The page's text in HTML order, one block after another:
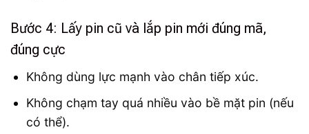
Bước 4: Lấy pin cũ và lắp pin mới đúng mã,
đúng cực
Không dùng lực mạnh vào chân tiếp xúc.
Không chạm tay quá nhiều vào bề mặt pin (nếu
có thể).